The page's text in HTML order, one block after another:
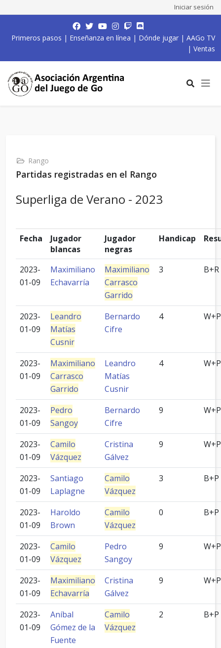
Iniciar sesión
Primeros pasos | Enseñanza en línea | Dónde jugar | AAGo TV
| Ventas
Rango
Partidas registradas en el Rango
Superliga de Verano - 2023
Fecha
Jugador
blancas
Jugador
negras
Handicap
2023-
01-09
Maximiliano
Echavarría
Maximiliano
Carrasco
Garrido
3 B+R
2023-
01-09
Leandro
Matías
Cusnir
Bernardo
Cifre
4 W+P
2023-
01-09
Maximiliano
Carrasco
Garrido
Leandro
Matías
Cusnir
4 W+P
2023-
01-09
Pedro
Sangoy
Bernardo
Cifre
9 W+P
2023-
01-09
Camilo
Vázquez
Cristina
Gálvez
9 W+P
2023-
01-09
Santiago
Laplagne
Camilo
Vázquez
3 B+P
2023-
01-09
Haroldo
Brown
Camilo
Vázquez
0 B+P
2023-
01-09
Camilo
Vázquez
Pedro
Sangoy
9 W+P
2023-
01-09
Maximiliano
Echavarría
Cristina
Gálvez
9 W+P
2023-
01-09
Aníbal
Gómez de la
Fuente
Camilo
Vázquez
2 B+P